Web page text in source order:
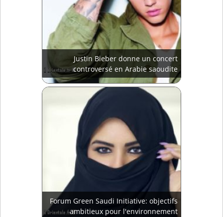
Justin Bieber donne un concert
controversé en Arabie saoudite
Forum Green Saudi Initiative: objectifs
ambitieux pour l'environnement